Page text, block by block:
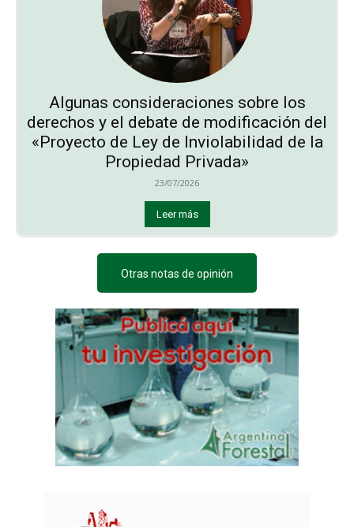
Algunas consideraciones sobre los
derechos y el debate de modificación del
«Proyecto de Ley de Inviolabilidad de la
Propiedad Privada»
23/07/2026
Leer más
Otras notas de opinión